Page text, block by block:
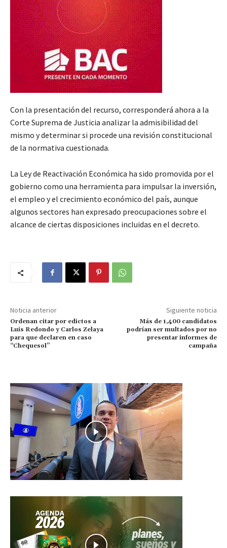
Con la presentación del recurso, corresponderá ahora a la
Corte Suprema de Justicia analizar la admisibilidad del
mismo y determinar si procede una revisión constitucional
de la normativa cuestionada.
La Ley de Reactivación Económica ha sido promovida por el
gobierno como una herramienta para impulsar la inversión,
el empleo y el crecimiento económico del país, aunque
algunos sectores han expresado preocupaciones sobre el
alcance de ciertas disposiciones incluidas en el decreto.
Noticia anterior
Ordenan citar por edictos a
Luis Redondo y Carlos Zelaya
para que declaren en caso
“Chequesol”
Siguiente noticia
Más de 1,400 candidatos
podrían ser multados por no
presentar informes de
campaña